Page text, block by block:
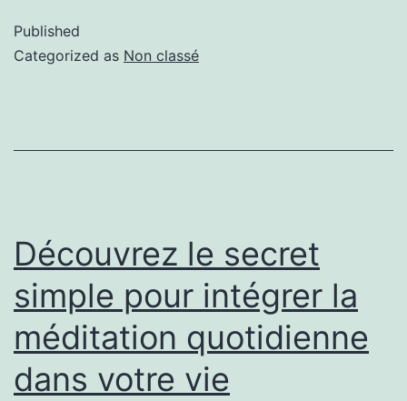
Published
Categorized as Non classé
Découvrez le secret
simple pour intégrer la
méditation quotidienne
dans votre vie